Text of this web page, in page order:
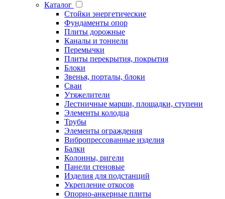
Каталог
Стойки энергетические
Фундаменты опор
Плиты дорожные
Каналы и тоннели
Перемычки
Плиты перекрытия, покрытия
Блоки
Звенья, порталы, блоки
Сваи
Утяжелители
Лестничные марши, площадки, ступени
Элементы колодца
Трубы
Элементы ограждения
Вибропрессованные изделия
Балки
Колонны, ригели
Панели стеновые
Изделия для подстанций
Укрепление откосов
Опорно-анкерные плиты